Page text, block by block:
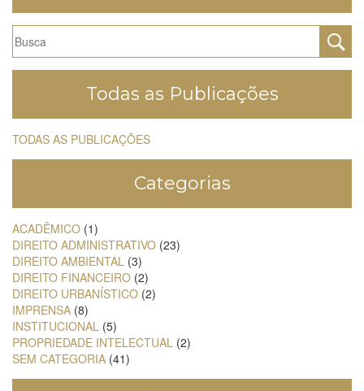
Todas as Publicações
TODAS AS PUBLICAÇÕES
Categorias
ACADÊMICO (1)
DIREITO ADMINISTRATIVO (23)
DIREITO AMBIENTAL (3)
DIREITO FINANCEIRO (2)
DIREITO URBANÍSTICO (2)
IMPRENSA (8)
INSTITUCIONAL (5)
PROPRIEDADE INTELECTUAL (2)
SEM CATEGORIA (41)